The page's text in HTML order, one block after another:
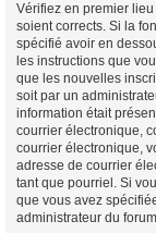
Vérifiez en premier
soient corrects. Si la
spécifié avoir en
les instructions que
que les nouvelles
soit par un
information était
courrier électronique,
courrier électronique,
adresse de courrier
tant que pourriel. Si
que vous avez
administrateur du